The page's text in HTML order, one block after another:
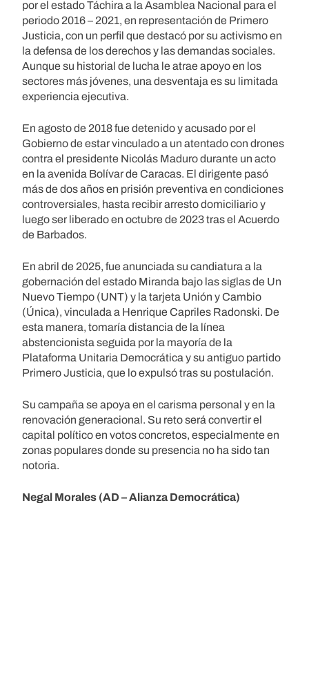
por el estado Táchira a la Asamblea Nacional para el
periodo 2016 – 2021, en representación de Primero
Justicia, con un perfil que destacó por su activismo en
la defensa de los derechos y las demandas sociales.
Aunque su historial de lucha le atrae apoyo en los
sectores más jóvenes, una desventaja es su limitada
experiencia ejecutiva.
En agosto de 2018 fue detenido y acusado por el
Gobierno de estar vinculado a un atentado con drones
contra el presidente Nicolás Maduro durante un acto
en la avenida Bolívar de Caracas. El dirigente pasó
más de dos años en prisión preventiva en condiciones
controversiales, hasta recibir arresto domiciliario y
luego ser liberado en octubre de 2023 tras el Acuerdo
de Barbados.
En abril de 2025, fue anunciada su candiatura a la
gobernación del estado Miranda bajo las siglas de Un
Nuevo Tiempo (UNT) y la tarjeta Unión y Cambio
(Única), vinculada a Henrique Capriles Radonski. De
esta manera, tomaría distancia de la línea
abstencionista seguida por la mayoría de la
Plataforma Unitaria Democrática y su antiguo partido
Primero Justicia, que lo expulsó tras su postulación.
Su campaña se apoya en el carisma personal y en la
renovación generacional. Su reto será convertir el
capital político en votos concretos, especialmente en
zonas populares donde su presencia no ha sido tan
notoria.
Negal Morales (AD – Alianza Democrática)